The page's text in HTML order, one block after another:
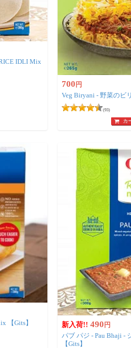
IDLI Mix
700 円
Veg Biryani - 野菜のビ
(93)
カ
軽食 ドーサの素 - Dosai Mix 【Gits】
新入荷!! 490 円
パブ パジ - Pau Bhaji -
【Gits】